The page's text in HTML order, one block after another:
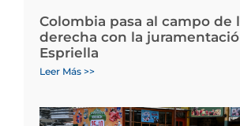
Colombia pasa al campo de
derecha con la
Espriella
Leer Más >>